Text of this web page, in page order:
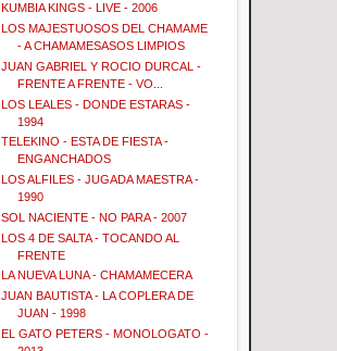
KUMBIA KINGS - LIVE - 2006
LOS MAJESTUOSOS DEL CHAMAME
- A CHAMAMESASOS LIMPIOS
JUAN GABRIEL Y ROCIO DURCAL -
FRENTE A FRENTE - VO...
LOS LEALES - DONDE ESTARAS -
1994
TELEKINO - ESTA DE FIESTA -
ENGANCHADOS
LOS ALFILES - JUGADA MAESTRA -
1990
SOL NACIENTE - NO PARA - 2007
LOS 4 DE SALTA - TOCANDO AL
FRENTE
LA NUEVA LUNA - CHAMAMECERA
JUAN BAUTISTA - LA COPLERA DE
JUAN - 1998
EL GATO PETERS - MONOLOGATO -